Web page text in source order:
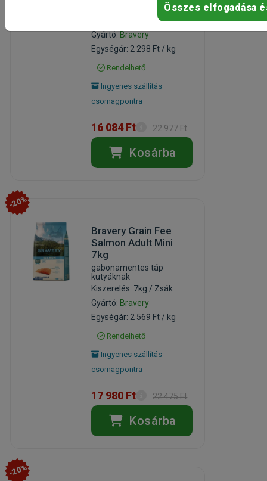
túlsúlyos kutyáknak
Kiszerelés: 7kg / Zsák
Gyártó: Bravery
Egységár: 2 298 Ft / kg
Rendelhető
Ingyenes szállítás
csomagpontra
16 084 Ft 22 977 Ft
Kosárba
-20%
Bravery Grain Fee
Salmon Adult Mini
7kg
gabonamentes táp
kutyáknak
Kiszerelés: 7kg / Zsák
Gyártó: Bravery
Egységár: 2 569 Ft / kg
Rendelhető
Ingyenes szállítás
csomagpontra
17 980 Ft 22 475 Ft
Kosárba
-20%
Összes elfogadása